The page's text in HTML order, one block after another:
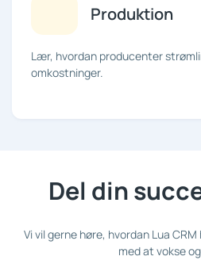
Produktion
Lær, hvordan producenter
omkostninger.
Del din
Vi vil gerne høre, hvordan Lua
med at vokse